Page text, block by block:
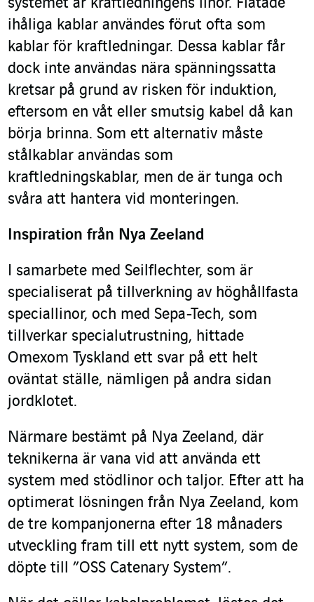
systemet är kraftledningens linor. Flätade
ihåliga kablar användes förut ofta som
kablar för kraftledningar. Dessa kablar får
dock inte användas nära spänningssatta
kretsar på grund av risken för induktion,
eftersom en våt eller smutsig kabel då kan
börja brinna. Som ett alternativ måste
stålkablar användas som
kraftledningskablar, men de är tunga och
svåra att hantera vid monteringen.
Inspiration från Nya Zeeland
I samarbete med Seilflechter, som är
specialiserat på tillverkning av höghållfasta
speciallinor, och med Sepa-Tech, som
tillverkar specialutrustning, hittade
Omexom Tyskland ett svar på ett helt
oväntat ställe, nämligen på andra sidan
jordklotet.
Närmare bestämt på Nya Zeeland, där
teknikerna är vana vid att använda ett
system med stödlinor och taljor. Efter att ha
optimerat lösningen från Nya Zeeland, kom
de tre kompanjonerna efter 18 månaders
utveckling fram till ett nytt system, som de
döpte till ”OSS Catenary System”.